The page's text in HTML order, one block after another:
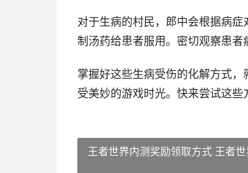
对于生病的村民，郎中会根据病
制汤药给患者服用。密切观察患者
掌握好这些生病受伤的化解方式
受美妙的游戏时光。快来尝试这些
王者世界内测奖励领取方式 王者